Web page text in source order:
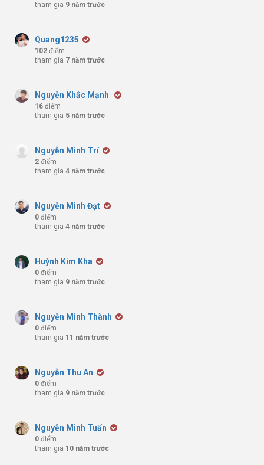
tham gia 9 năm trước
Quang1235
102 điểm
tham gia 7 năm trước
Nguyễn Khắc Mạnh
16 điểm
tham gia 5 năm trước
Nguyễn Minh Trí
2 điểm
tham gia 4 năm trước
Nguyễn Minh Đạt
0 điểm
tham gia 4 năm trước
Huỳnh Kim Kha
0 điểm
tham gia 9 năm trước
Nguyễn Minh Thành
0 điểm
tham gia 11 năm trước
Nguyễn Thu An
0 điểm
tham gia 9 năm trước
Nguyễn Minh Tuấn
0 điểm
tham gia 10 năm trước